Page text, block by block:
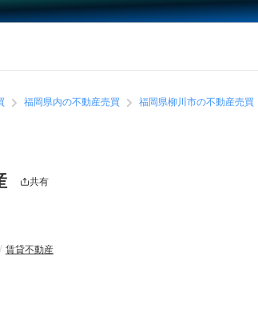
福岡県内の不動産売買 福岡県柳川市の不動産売買
共有
賃貸不動産